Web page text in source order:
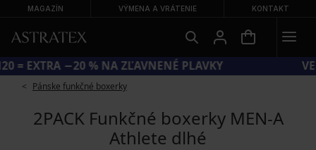
MAGAZÍN VÝMENA A VRÁTENIE KONTAKT
KÓD SUN20 = EXTRA −20 % NA ZĽAVNENÉ PLAVKY
Pánske funkčné boxerky
2PACK Funkčné boxerky MEN-A
Athlete dlhé